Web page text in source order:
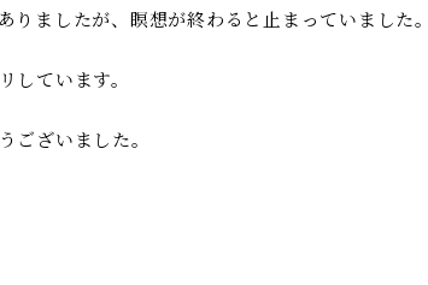
りましたが、瞑想が終わると止まっていました。
しています。
ございました。